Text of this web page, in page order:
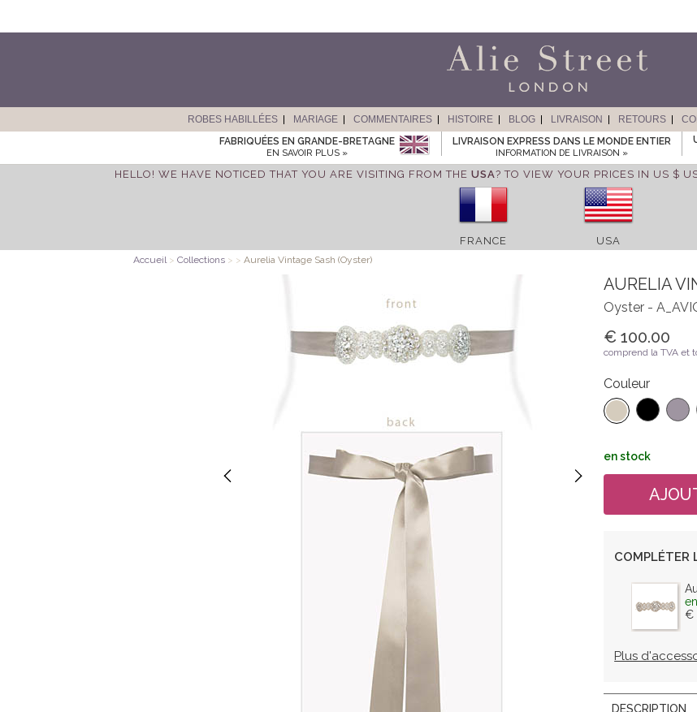
ROBES HABILLÉES MARIAGE COMMENTAIRES HISTOIRE BLOG LIVRAISON RETOURS
FABRIQUÉES EN GRANDE-BRETAGNE
EN SAVOIR PLUS »
LIVRAISON EXPRESS DANS LE MONDE ENTIER
INFORMATION DE LIVRAISON »
HELLO! WE HAVE NOTICED THAT YOU ARE VISITING FROM THE USA? TO VIEW YOUR PRICES IN US $
FRANCE USA
Accueil > Collections > > Aurelia Vintage Sash (Oyster)
AURELIA
Oyster -
€ 100.00
comprend la TVA et
Couleur
en stock
COMPLÉTER
€
Plus
DESCRIPTION